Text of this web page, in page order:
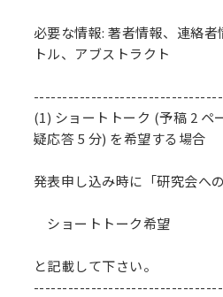
必要な情報: 著者情報、連絡
トル、アブストラクト
(1) ショートトーク (予稿 2 ペ
疑応答 5 分) を希望する場合
発表申し込み時に「研究会へ
ショートトーク希望
と記載して下さい。